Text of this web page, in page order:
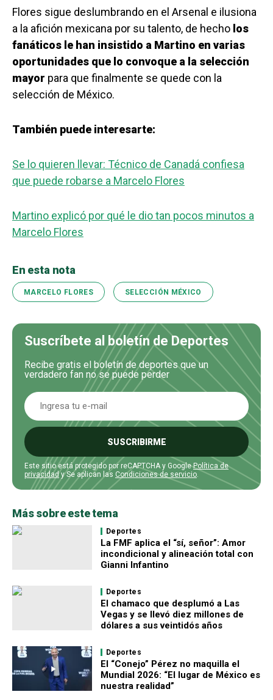
Flores sigue deslumbrando en el Arsenal e ilusiona
a la afición mexicana por su talento, de hecho los
fanáticos le han insistido a Martino en varias
oportunidades que lo convoque a la selección
mayor para que finalmente se quede con la
selección de México.
También puede interesarte:
Se lo quieren llevar: Técnico de Canadá confiesa
que puede robarse a Marcelo Flores
Martino explicó por qué le dio tan pocos minutos a
Marcelo Flores
En esta nota
MARCELO FLORES SELECCIÓN MÉXICO
Suscríbete al boletín de Deportes
Recibe gratis el boletín de deportes que un
verdadero fan no se puede perder
SUSCRIBIRME
Este sitio está protegido por reCAPTCHA y GooglePolítica de
privacidady Se aplican las Condiciones de servicio.
Más sobre este tema
Deportes
La FMF aplica el “sí, señor”: Amor
incondicional y alineación total con
Gianni Infantino
Deportes
El chamaco que desplumó a Las
Vegas y se llevó diez millones de
dólares a sus veintidós años
Deportes
El “Conejo” Pérez no maquilla el
Mundial 2026: “El lugar de México es
nuestra realidad”